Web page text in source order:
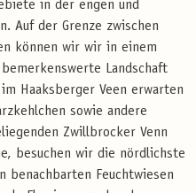
in der engen und
Auf der Grenze zwischen
können wir wir in einem
Landschaft
Haaksberger Veen erwarten
sowie andere
Zwillbrocker Venn
besuchen wir die nördlichste
benachbarten Feuchtwiesen